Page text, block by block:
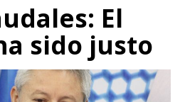
El
sido justo